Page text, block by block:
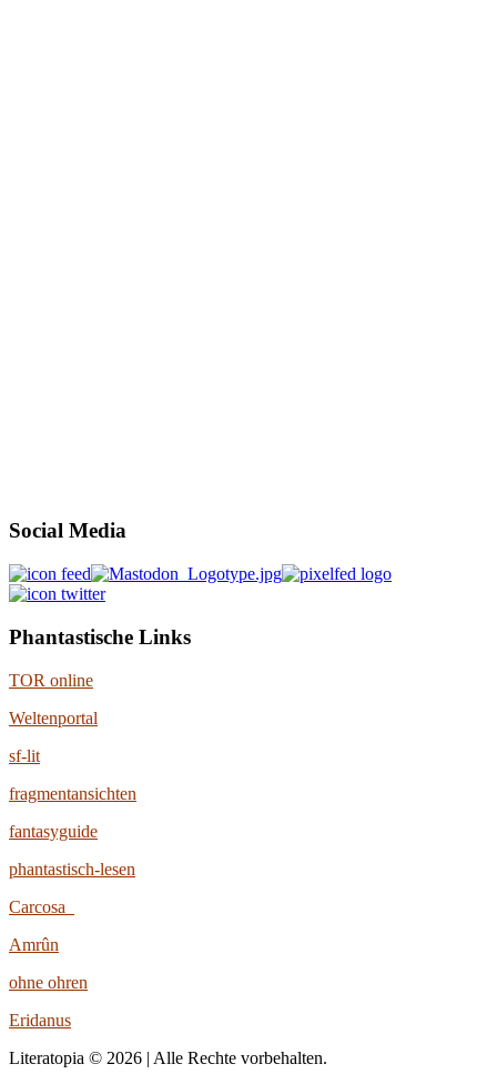
Social Media
Phantastische Links
TOR online
Weltenportal
sf-lit
fragmentansichten
fantasyguide
phantastisch-lesen
Carcosa
Amrûn
ohne ohren
Eridanus
Literatopia © 2026 | Alle Rechte vorbehalten.